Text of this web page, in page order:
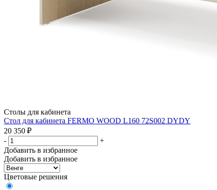
Столы для кабинета
Стол для кабинета FERMO WOOD L160 72S002 DYDY
20 350 ₽
-
+
Добавить в избранное
Добавить в избранное
Цветовые решения